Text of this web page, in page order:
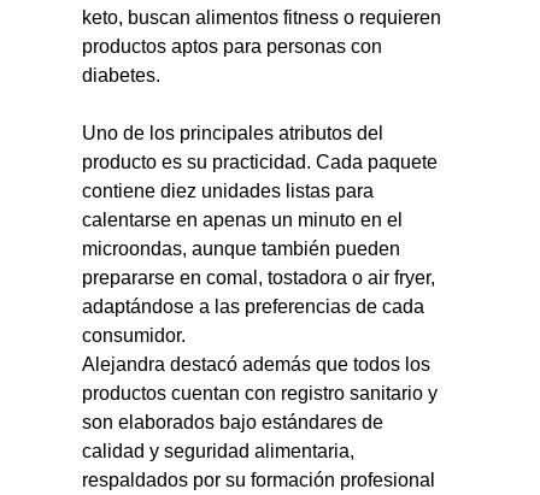
keto, buscan alimentos fitness o requieren
productos aptos para personas con
diabetes.
Uno de los principales atributos del
producto es su practicidad. Cada paquete
contiene diez unidades listas para
calentarse en apenas un minuto en el
microondas, aunque también pueden
prepararse en comal, tostadora o air fryer,
adaptándose a las preferencias de cada
consumidor.
Alejandra destacó además que todos los
productos cuentan con registro sanitario y
son elaborados bajo estándares de
calidad y seguridad alimentaria,
respaldados por su formación profesional